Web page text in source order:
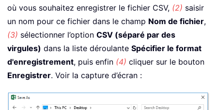
où vous souhaitez enregistrer le fichier CSV, (2) saisir
un nom pour ce fichier dans le champ Nom de fichier,
(3) sélectionner l’option CSV (séparé par des
virgules) dans la liste déroulante Spécifier le format
d'enregistrement, puis enfin (4) cliquer sur le bouton
Enregistrer. Voir la capture d’écran :